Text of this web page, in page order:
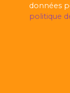
données
politique